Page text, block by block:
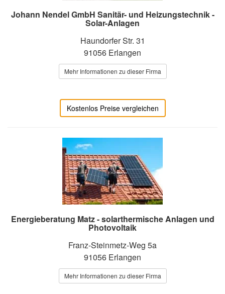
Johann Nendel GmbH Sanitär- und Heizungstechnik -
Solar-Anlagen
Haundorfer Str. 31
91056 Erlangen
Mehr Informationen zu dieser Firma
Kostenlos Preise vergleichen
Energieberatung Matz - solarthermische Anlagen und
Photovoltaik
Franz-Steinmetz-Weg 5a
91056 Erlangen
Mehr Informationen zu dieser Firma